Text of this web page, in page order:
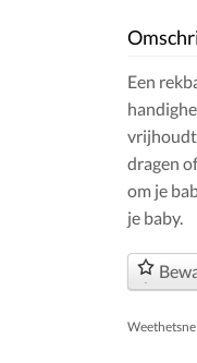
Een
dragen
om je
je baby.